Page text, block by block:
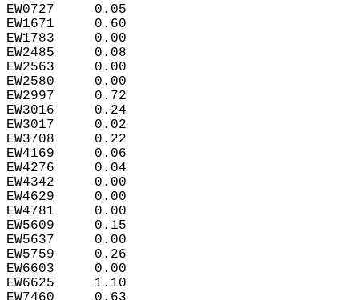
EW0727     0.05
EW1671     0.60
EW1783     0.00
EW2485     0.08
EW2563     0.00
EW2580     0.00
EW2997     0.72
EW3016     0.24
EW3017     0.02
EW3708     0.22
EW4169     0.06
EW4276     0.04
EW4342     0.00
EW4629     0.00
EW4781     0.00
EW5609     0.15
EW5637     0.00
EW5759     0.26
EW6603     0.00
EW6625     1.10